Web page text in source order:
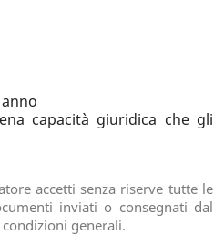
capacità giuridica che gli
accetti senza riserve tutte le
inviati o consegnati dal
generali.